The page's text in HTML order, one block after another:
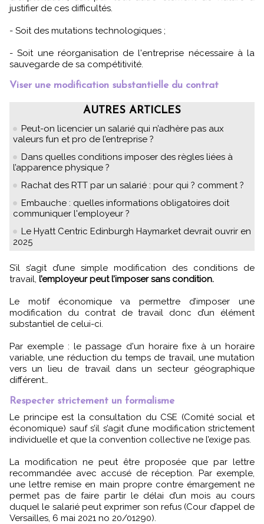
justifier de ces difficultés.
- Soit des mutations technologiques ;
- Soit une réorganisation de l'entreprise nécessaire à la
sauvegarde de sa compétitivité.
Viser une modification substantielle du contrat
AUTRES ARTICLES
Peut-on licencier un salarié qui n’adhère pas aux
valeurs fun et pro de l’entreprise ?
Dans quelles conditions imposer des règles liées à
l’apparence physique ?
Rachat des RTT par un salarié : pour qui ? comment ?
Embauche : quelles informations obligatoires doit
communiquer l'employeur ?
Le Hyatt Centric Edinburgh Haymarket devrait ouvrir en
2025
S’il s’agit d’une simple modification des conditions de
travail, l’employeur peut l’imposer sans condition.
Le motif économique va permettre d’imposer une
modification du contrat de travail donc d’un élément
substantiel de celui-ci.
Par exemple : le passage d'un horaire fixe à un horaire
variable, une réduction du temps de travail, une mutation
vers un lieu de travail dans un secteur géographique
différent…
Respecter strictement un formalisme
Le principe est la consultation du CSE (Comité social et
économique) sauf s’il s’agit d’une modification strictement
individuelle et que la convention collective ne l’exige pas.
La modification ne peut être proposée que par lettre
recommandée avec accusé de réception. Par exemple,
une lettre remise en main propre contre émargement ne
permet pas de faire partir le délai d’un mois au cours
duquel le salarié peut exprimer son refus (Cour d’appel de
Versailles, 6 mai 2021 no 20/01290).